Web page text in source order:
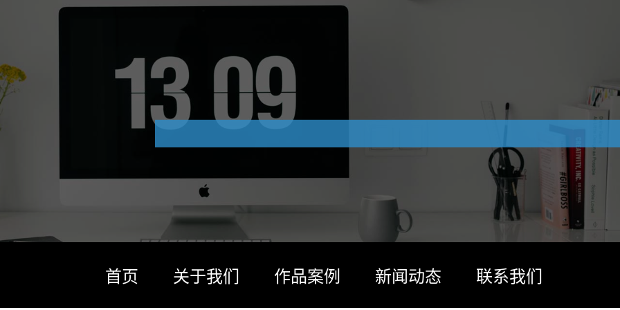
首页 关于我们 作品案例 新闻动态 联系我们